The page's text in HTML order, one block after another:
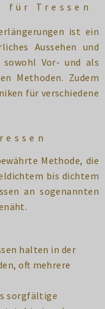
für Tressen
ist ein
Aussehen und
Vor- und als
Methoden. Zudem
für verschiedene
Methode, die
bis dichtem
an sogenannten
halten in der
oft mehrere
sorgfältige